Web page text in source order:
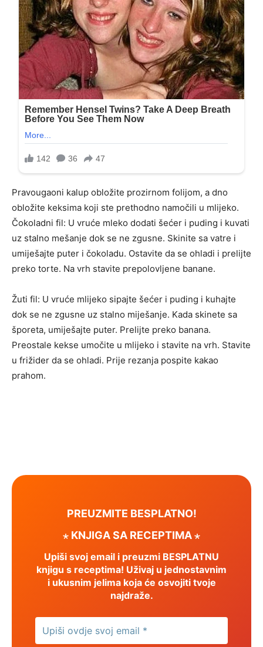
Pravougaoni kalup obložite prozirnom folijom, a dno
obložite keksima koji ste prethodno namočili u mlijeko.
Čokoladni fil: U vruće mleko dodati šećer i puding i kuvati
uz stalno mešanje dok se ne zgusne. Skinite sa vatre i
umiješajte puter i čokoladu. Ostavite da se ohladi i prelijte
preko torte. Na vrh stavite prepolovljene banane.
Žuti fil: U vruće mlijeko sipajte šećer i puding i kuhajte
dok se ne zgusne uz stalno miješanje. Kada skinete sa
šporeta, umiješajte puter. Prelijte preko banana.
Preostale kekse umočite u mlijeko i stavite na vrh. Stavite
u frižider da se ohladi. Prije rezanja pospite kakao
prahom.
PREUZMITE BESPLATNO!
⋆ KNJIGA SA RECEPTIMA ⋆
Upiši svoj email i preuzmi BESPLATNU
knjigu s receptima! Uživaj u jednostavnim
i ukusnim jelima koja će osvojiti tvoje
najdraže.